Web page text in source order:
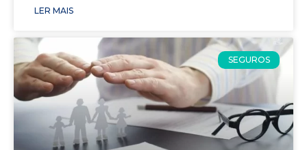
LER MAIS
SEGUROS